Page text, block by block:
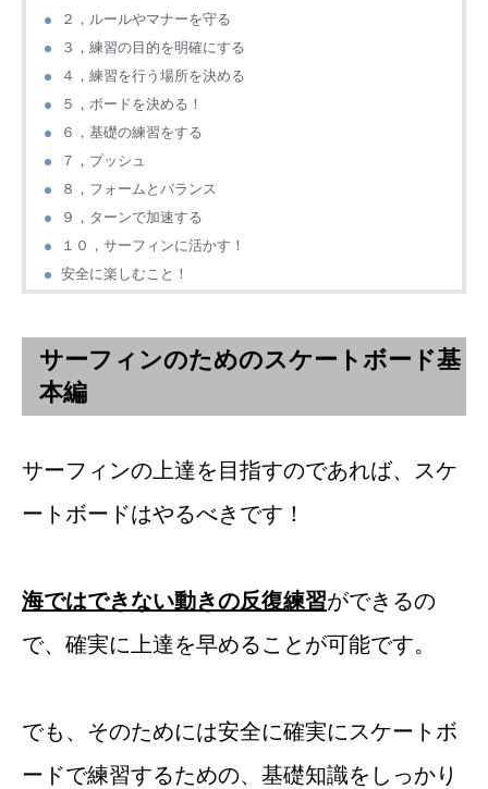
２，ルールやマナーを守る
３，練習の目的を明確にする
４，練習を行う場所を決める
５，ボードを決める！
６，基礎の練習をする
７，プッシュ
８，フォームとバランス
９，ターンで加速する
１０，サーフィンに活かす！
安全に楽しむこと！
サーフィンのためのスケートボード基
本編
サーフィンの上達を目指すのであれば、スケ
ートボードはやるべきです！
海ではできない動きの反復練習ができるの
で、確実に上達を早めることが可能です。
でも、そのためには安全に確実にスケートボ
ードで練習するための、基礎知識をしっかり